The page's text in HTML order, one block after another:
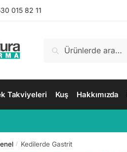
015 82 11
Ara
Takviyeleri Kuş Hakkımızda
/ Kedilerde Gastrit